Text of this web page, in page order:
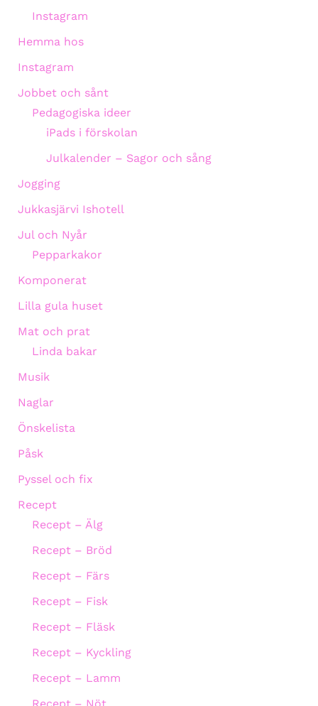
Instagram
Hemma hos
Instagram
Jobbet och sånt
Pedagogiska ideer
iPads i förskolan
Julkalender – Sagor och sång
Jogging
Jukkasjärvi Ishotell
Jul och Nyår
Pepparkakor
Komponerat
Lilla gula huset
Mat och prat
Linda bakar
Musik
Naglar
Önskelista
Påsk
Pyssel och fix
Recept
Recept – Älg
Recept – Bröd
Recept – Färs
Recept – Fisk
Recept – Fläsk
Recept – Kyckling
Recept – Lamm